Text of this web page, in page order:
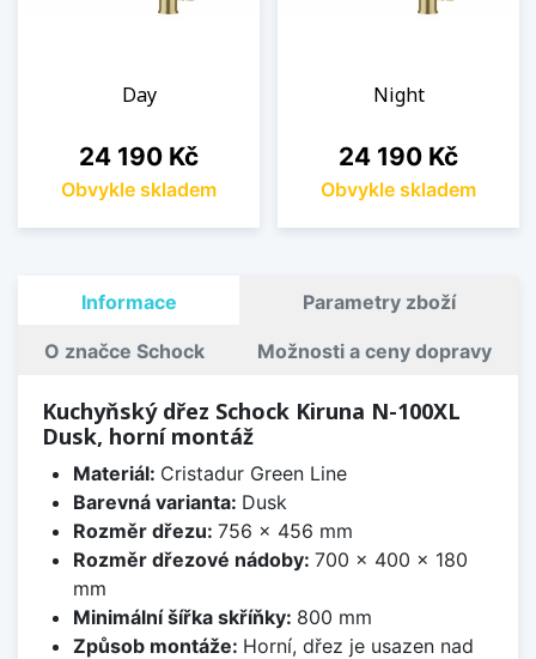
Day
Cena
24 190 Kč
Obvykle skladem
Night
Cena
24 190 Kč
Obvykle skladem
Informace Parametry zboží
O značce Schock Možnosti a ceny dopravy
Kuchyňský dřez Schock Kiruna N-100XL
Dusk, horní montáž
Materiál: Cristadur Green Line
Barevná varianta: Dusk
Rozměr dřezu: 756 x 456 mm
Rozměr dřezové nádoby: 700 x 400 x 180
mm
Minimální šířka skříňky: 800 mm
Způsob montáže: Horní, dřez je usazen nad